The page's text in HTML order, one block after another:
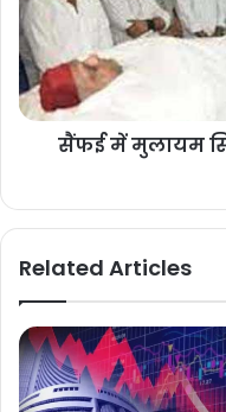
सैंफई में मुलायम
Related Articles